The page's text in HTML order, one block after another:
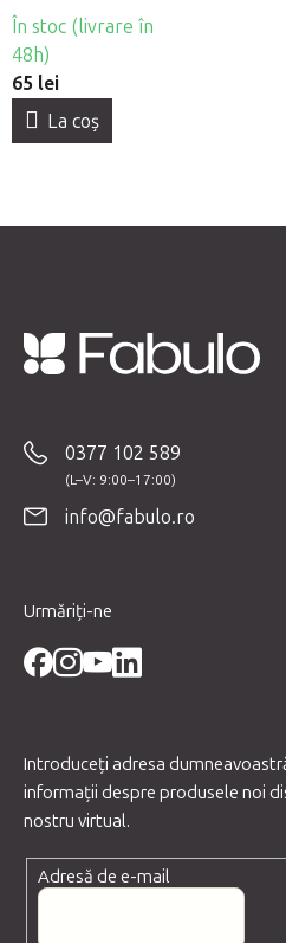
folosintă din
material netesut
Beautyfor®, 10
buc
În stoc (livrare în
48h)
65 lei
La coş
0377 102 589
info@fabulo.ro
Urmăriți-ne
Introduceţi adresa
informaţii despre produsele noi
nostru virtual.
Adresă de e-mail